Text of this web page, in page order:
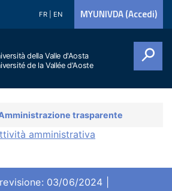
FR EN MYUNIVDA (Accedi)
della Valle d'Aosta
de la Vallée d'Aoste
trasparente
amministrativa
03/06/2024 |